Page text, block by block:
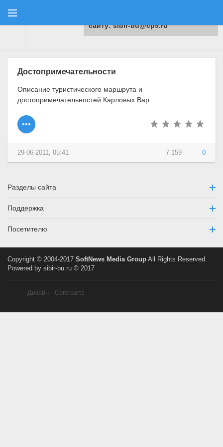
Достопримечательности
Описание туристического маршрута и
достопримечательностей Карловых Вар
7 159 0
29-06-2011, 05:41
Разделы сайта
Поддержка
Посетителю
Copyright © 2004-2017 SoftNews Media Group All Rights Reserved.
Powered by sibir-bu.ru © 2017
Дизайн - Centroarts
сайту: sibir-bu@cp9.ru